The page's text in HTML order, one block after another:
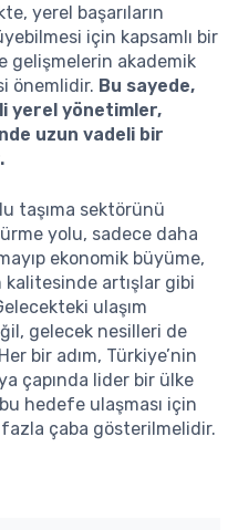
yerel başarıların
için kapsamlı bir
gelişmelerin akademik
önemlidir. Bu sayede,
yerel yönetimler,
uzun vadeli bir
taşıma sektörünü
yolu, sadece daha
ekonomik büyüme,
artışlar gibi
ulaşım
gelecek nesilleri de
bir adım, Türkiye’nin
çapında lider bir ülke
hedefe ulaşması için
çaba gösterilmelidir.